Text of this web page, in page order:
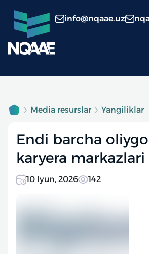
info@nqaae.uz
Media resurslar Yangiliklar
Endi barcha
karyera
10 Iyun, 2026 142